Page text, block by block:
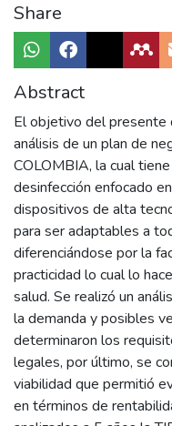
Share
Abstract
El objetivo del presente
análisis de un plan de
COLOMBIA, la cual
desinfección enfocado
dispositivos de alta
para ser adaptables a
diferenciándose por la
practicidad lo cual lo
salud. Se realizó un
la demanda y posibles
determinaron los
legales, por último, se
viabilidad que permitió
en términos de